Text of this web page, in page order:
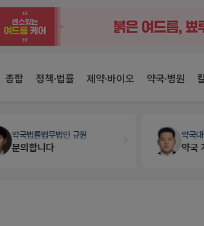
종합 정책·법률 제약·바이오 약국·병원
약국대출메디라이프 개국·